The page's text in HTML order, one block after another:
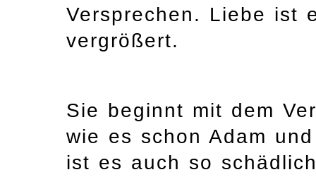
Versprechen. Liebe ist
vergrößert.
Sie beginnt mit dem
wie es schon Adam
ist es auch so